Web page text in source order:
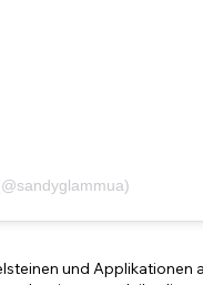
und Applikationen